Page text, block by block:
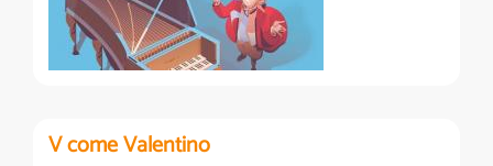
V come Valentino